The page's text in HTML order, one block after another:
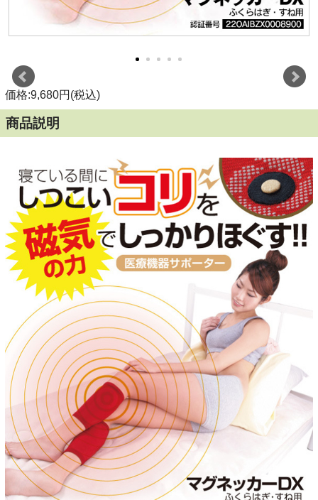
価格:9,680円(税込)
商品説明